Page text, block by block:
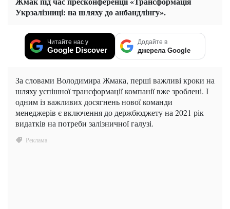
Укрзалізниці: на шляху до анбандлінгу».
Читайте нас у
Google Discover
Додайте в
джерела Google
За словами Володимира Жмака, перші важливі кроки на
шляху успішної трансформації компанії вже зроблені. І
одним із важливих досягнень нової команди
менеджерів є включення до держбюджету на 2021 рік
видатків на потреби залізничної галузі.